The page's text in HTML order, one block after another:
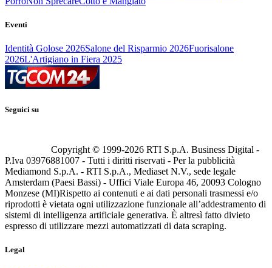
Eventi
Identità Golose 2026Salone del Risparmio 2026Fuorisalone
2026L'Artigiano in Fiera 2025
Seguici su
Copyright © 1999-2026 RTI S.p.A. Business Digital -
P.Iva 03976881007 - Tutti i diritti riservati - Per la pubblicità
Mediamond S.p.A. - RTI S.p.A., Mediaset N.V., sede legale
Amsterdam (Paesi Bassi) - Uffici Viale Europa 46, 20093 Cologno
Monzese (MI)Rispetto ai contenuti e ai dati personali trasmessi e/o
riprodotti è vietata ogni utilizzazione funzionale all’addestramento di
sistemi di intelligenza artificiale generativa. È altresì fatto divieto
espresso di utilizzare mezzi automatizzati di data scraping.
Legal